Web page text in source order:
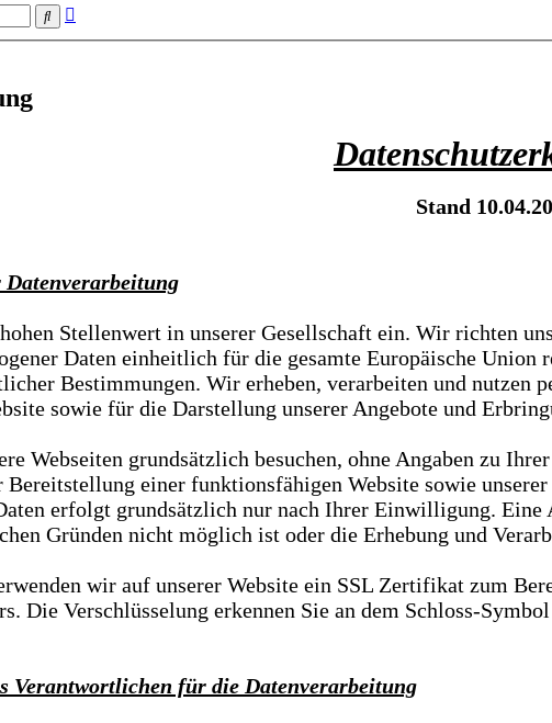
Suche
Stand
Stellenwert in unserer Gesellschaft ein. Wir richten
Daten einheitlich für die gesamte Europäische
Bestimmungen. Wir erheben, verarbeiten und nutzen
sowie für die Darstellung unserer Angebote und
Webseiten grundsätzlich besuchen, ohne Angaben zu
Bereitstellung einer funktionsfähigen Website sowie
erfolgt grundsätzlich nur nach Ihrer Einwilligung.
Gründen nicht möglich ist oder die Erhebung und
wir auf unserer Website ein SSL Zertifikat zum
Die Verschlüsselung erkennen Sie an dem Schloss-
Verantwortlichen für die Datenverarbeitung